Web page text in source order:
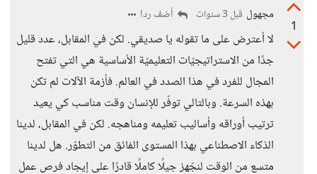
1
مجهول قبل 3 سنوات أضف ردا
لا أعترض على ما تقوله يا صديقي. لكن في المقابل، عدد قليل
جدًا من الاستراتيجيّات التعليميّة الأساسية هي التي تفتح
المجال للفرد في هذا الصدد في العالم. فأزمة الآلات لم تكن
بهذه السرعة. وبالتالي توفّر للإنسان وقت مناسب كي يعيد
ترتيب أوراقه وأساليب تعليمه ومناهجه. لكن في المقابل، لدينا
الذكاء الاصطناعي بهذا المستوى الفائق من التطوّر. هل لدينا
متسع من الوقت لنجّهز جيلًا كاملًا قادرًا على إيجاد فرص عمل